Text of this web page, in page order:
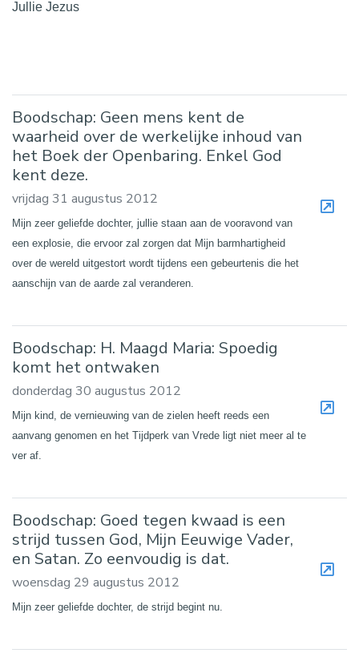
Jullie Jezus
Boodschap: Geen mens kent de
waarheid over de werkelijke inhoud van
het Boek der Openbaring. Enkel God
kent deze.
vrijdag 31 augustus 2012
Mijn zeer geliefde dochter, jullie staan aan de vooravond van
een explosie, die ervoor zal zorgen dat Mijn barmhartigheid
over de wereld uitgestort wordt tijdens een gebeurtenis die het
aanschijn van de aarde zal veranderen.
Boodschap: H. Maagd Maria: Spoedig
komt het ontwaken
donderdag 30 augustus 2012
Mijn kind, de vernieuwing van de zielen heeft reeds een
aanvang genomen en het Tijdperk van Vrede ligt niet meer al te
ver af.
Boodschap: Goed tegen kwaad is een
strijd tussen God, Mijn Eeuwige Vader,
en Satan. Zo eenvoudig is dat.
woensdag 29 augustus 2012
Mijn zeer geliefde dochter, de strijd begint nu.